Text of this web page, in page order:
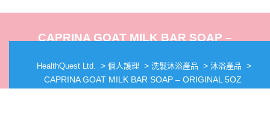
CAPRINA GOAT MILK BAR SOAP –
HealthQuest Ltd. > 個人護理 > 洗髮沐浴產品 > 沐浴產品 >
CAPRINA GOAT MILK BAR SOAP – ORIGINAL 5OZ